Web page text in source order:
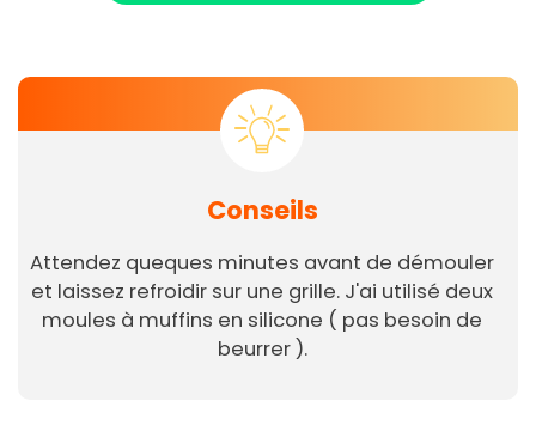
Conseils
Attendez queques minutes avant de démouler
et laissez refroidir sur une grille. J'ai utilisé deux
moules à muffins en silicone ( pas besoin de
beurrer ).